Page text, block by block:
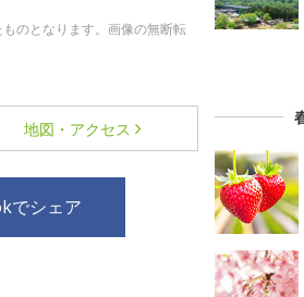
のとなります。画像の無断転
地図・アクセス
でシェア